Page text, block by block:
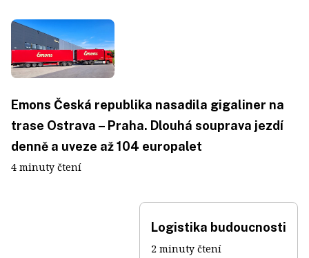
Emons Česká republika nasadila gigaliner na
trase Ostrava – Praha. Dlouhá souprava jezdí
denně a uveze až 104 europalet
4 minuty čtení
Logistika budoucnosti
2 minuty čtení